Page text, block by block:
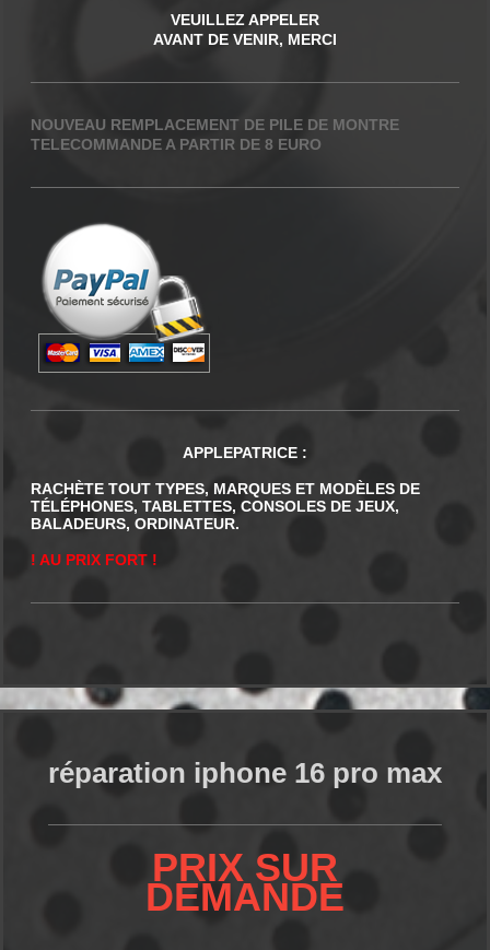
VEUILLEZ APPELER
AVANT DE VENIR, MERCI
NOUVEAU REMPLACEMENT DE PILE DE MONTRE
TELECOMMANDE A PARTIR DE 8 EURO
APPLEPATRICE :
RACHÈTE TOUT TYPES, MARQUES ET MODÈLES DE
TÉLÉPHONES, TABLETTES, CONSOLES DE JEUX,
BALADEURS, ORDINATEUR.
! AU PRIX FORT !
réparation iphone 16 pro max
PRIX SUR
DEMANDE